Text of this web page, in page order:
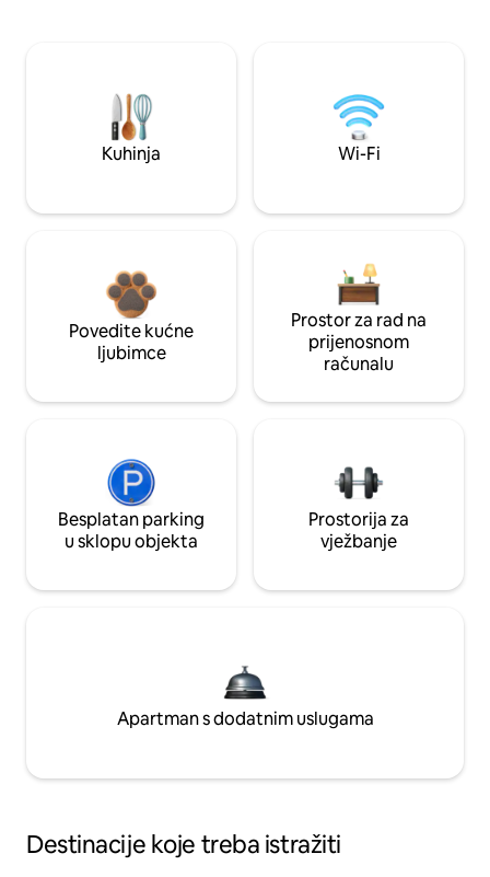
Kuhinja Wi-Fi
Povedite kućne
ljubimce
Prostor za rad na
prijenosnom
računalu
Besplatan parking
u sklopu objekta
Prostorija za
vježbanje
Apartman s dodatnim uslugama
Destinacije koje treba istražiti